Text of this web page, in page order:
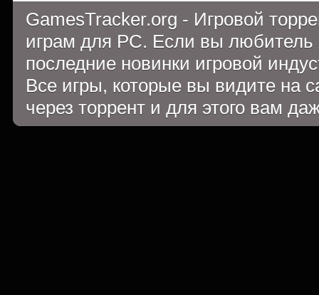
GamesTracker.org - Игровой
играм для PC. Если вы
последние новинки игровой
Все игры, которые вы видите на
через торрент и для этого вам